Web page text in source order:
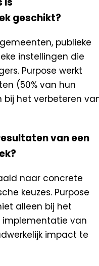
geschikt?
publieke
instellingen die
Purpose werkt
(50% van hun
het verbeteren
van een
naar concrete
keuzes. Purpose
alleen bij het
implementatie van
impact te